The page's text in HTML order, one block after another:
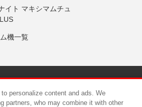
イト マキシマムチュ
機一覧
personalize content and ads. We
partners, who may combine it with other